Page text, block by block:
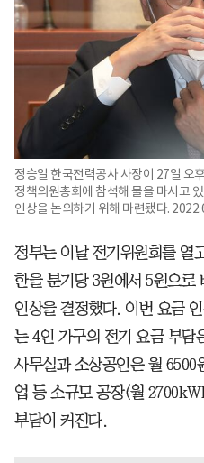
정승일 한국전력공사 사장이 27일 오
정책의원총회에 참석해 물을 마시고
인상을 논의하기 위해 마련됐다.
정부는 이날 전기위원회를 열
한을 분기당 3원에서 5원으로
인상을 결정했다. 이번 요금
는 4인 가구의 전기 요금 부담
사무실과 소상공인은 월
업 등 소규모 공장(월
부담이 커진다.